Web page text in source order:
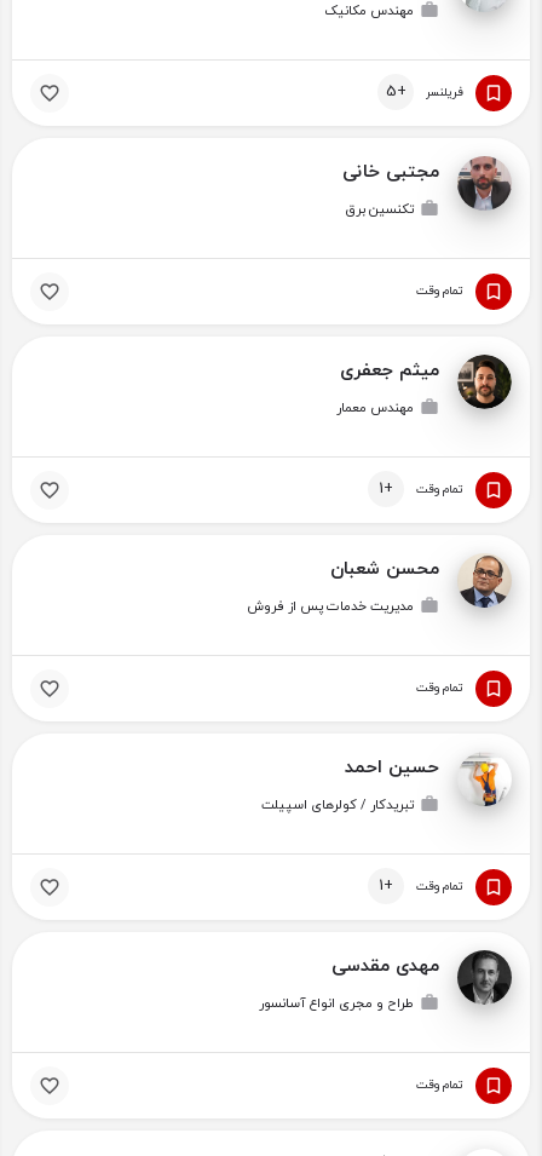
مهندس مکانیک
فریلنسر +5
مجتبی خانی
تکنسین برق
تمام وقت
میثم جعفری
مهندس معمار
تمام وقت +1
محسن شعبان
مدیریت خدمات پس از فروش
تمام وقت
حسین احمد
تبریدکار / کولرهای اسپیلت
تمام وقت +1
مهدی مقدسی
طراح و مجری انواع آسانسور
تمام وقت